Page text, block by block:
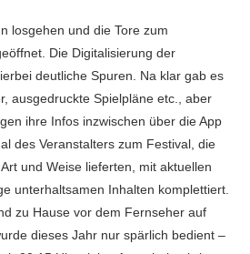
losgehen und die Tore zum
Die Digitalisierung der
deutliche Spuren. Na klar gab es
ausgedruckte Spielpläne etc., aber
ihre Infos inzwischen über die App
des Veranstalters zum Festival, die
und Weise lieferten, mit aktuellen
unterhaltsamen Inhalten komplettiert.
zu Hause vor dem Fernseher auf
dieses Jahr nur spärlich bedient –